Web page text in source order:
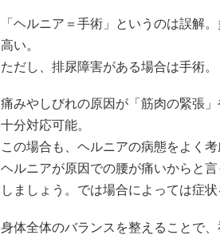
「ヘルニア＝手術」というのは誤解
高い。
ただし、排尿障害がある場合は手術。
痛みやしびれの原因が「筋肉の緊張
十分対応可能。
この場合も、ヘルニアの病態をよく
ヘルニアが原因での腰が痛いからと
しましょう。では場合によっては症
身体全体のバランスを整えることで